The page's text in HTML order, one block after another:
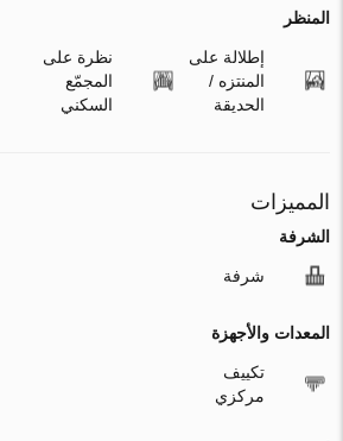
المنظر
إطلالة على
المنتزه /
الحديقة
نظرة على
المجمّع
السكني
المميزات
الشرفة
شرفة
المعدات والأجهزة
تكييف
مركزي